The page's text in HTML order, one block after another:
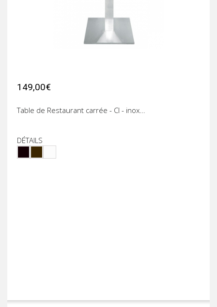
149,00€
Table de Restaurant carrée - CI - inox...
DÉTAILS